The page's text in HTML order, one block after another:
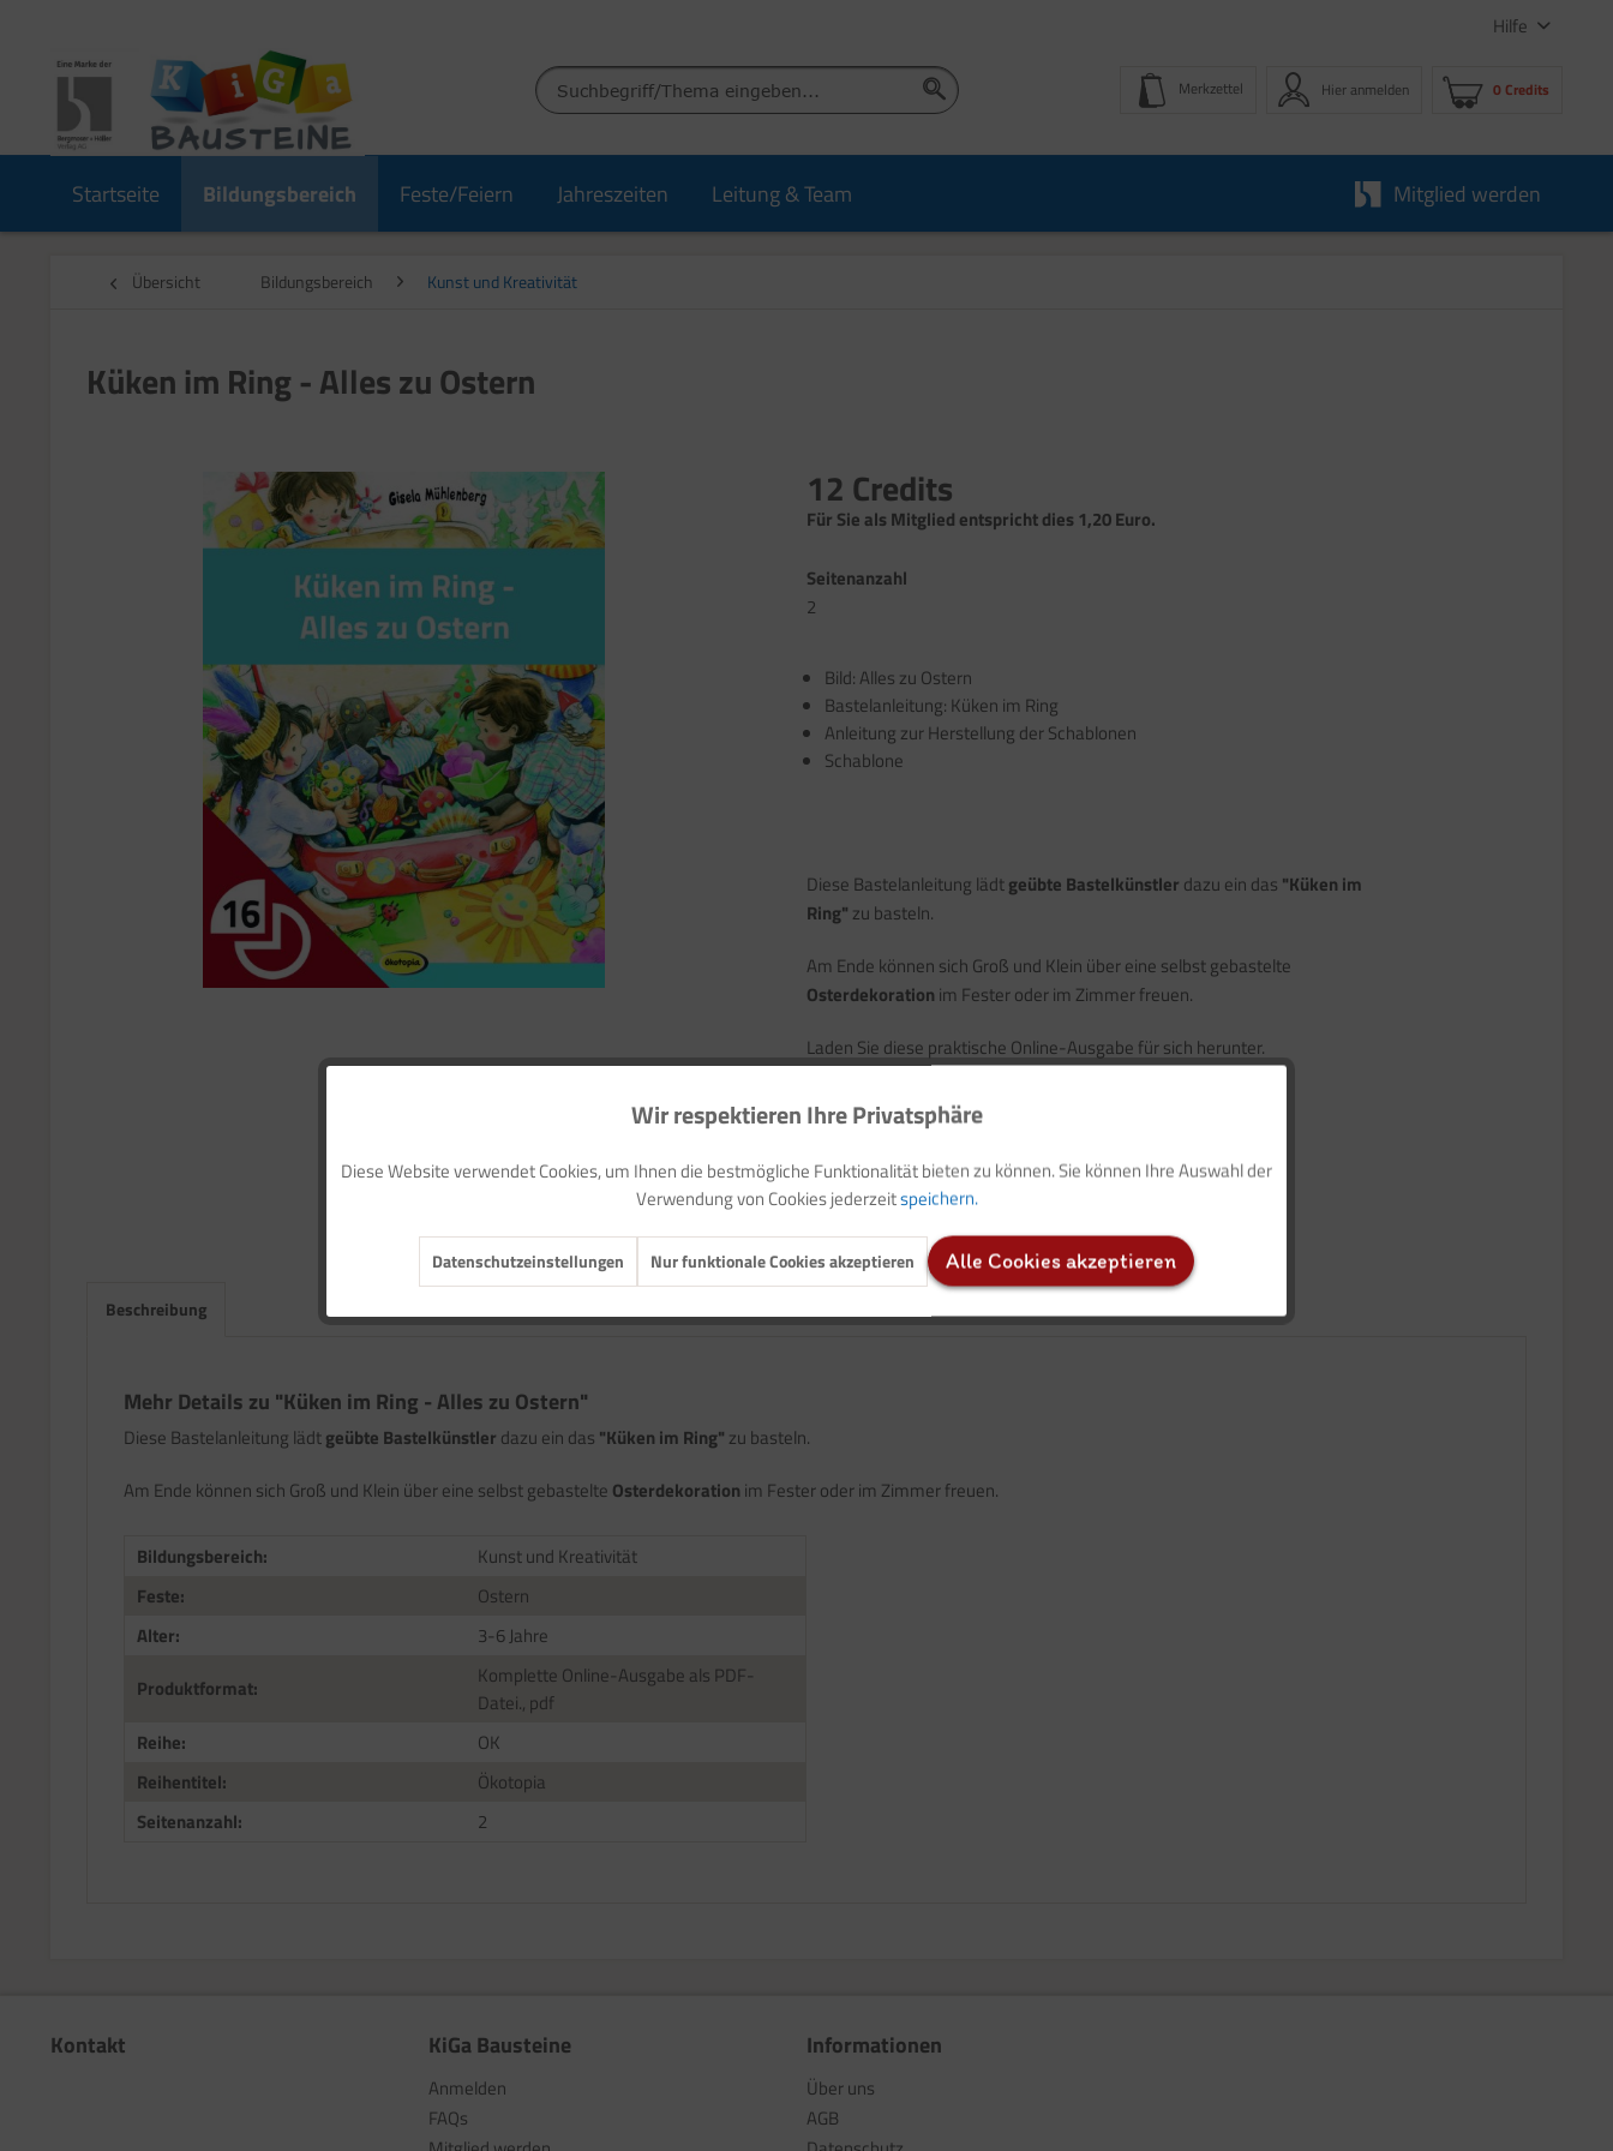
Hilfe
Merkzettel Hier anmelden 0 Credits
Startseite Bildungsbereich Feste/Feiern Jahreszeiten Leitung & Team Mitglied werden
Übersicht Bildungsbereich Kunst und Kreativität
Küken im Ring - Alles zu Ostern
12 Credits
Für Sie als Mitglied entspricht dies 1,20 Euro.
Seitenanzahl
2
Bild: Alles zu Ostern
Bastelanleitung: Küken im Ring
Anleitung zur Herstellung der Schablonen
Schablone
Diese Bastelanleitung lädtgeübte Bastelkünstler dazu ein das "Küken im
Ring" zu basteln.
Am Ende können sich Groß und Klein über eine selbst gebastelte
Osterdekoration im Fester oder im Zimmer freuen.
Laden Sie diese praktische Online-Ausgabe für sich herunter.
Ihre Vorteile auf einen Blick >>
Zum Download
Auf Ihren Merkzettel setzen
Beschreibung
Mehr Details zu "Küken im Ring - Alles zu Ostern"
Diese Bastelanleitung lädtgeübte Bastelkünstler dazu ein das "Küken im Ring" zu basteln.
Am Ende können sich Groß und Klein über eine selbst gebastelte Osterdekoration im Fester oder im Zimmer freuen.
Bildungsbereich:
Kunst und Kreativität
Feste:
Ostern
Alter:
3-6 Jahre
Produktformat:
Komplette Online-Ausgabe als PDF-
Datei., pdf
Reihe:
OK
Reihentitel:
Ökotopia
Seitenanzahl:
2
Kontakt KiGa Bausteine
Anmelden
FAQs
Informationen
Über uns
AGB
Inaktiv
Wir respektieren Ihre Privatsphäre
Diese Website verwendet Cookies, um Ihnen die bestmögliche Funktionalität bieten zu können. Sie können Ihre Auswahl der
Verwendung von Cookies jederzeitspeichern.
Datenschutzeinstellungen Nur funktionale Cookies akzeptieren Alle Cookies akzeptieren